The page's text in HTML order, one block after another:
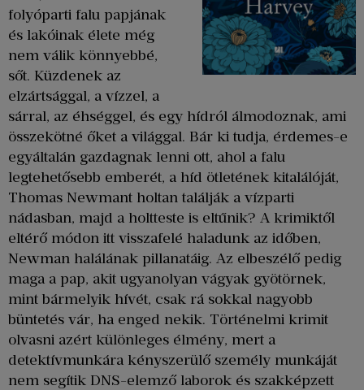
folyóparti falu papjának
és lakóinak élete még
nem válik könnyebbé,
sőt. Küzdenek az
elzártsággal, a vízzel, a
sárral, az éhséggel, és egy hídról álmodoznak, ami
összekötné őket a világgal. Bár ki tudja, érdemes-e
egyáltalán gazdagnak lenni ott, ahol a falu
legtehetősebb emberét, a híd ötletének kitalálóját,
Thomas Newmant holtan találják a vízparti
nádasban, majd a holtteste is eltűnik? A krimiktől
eltérő módon itt visszafelé haladunk az időben,
Newman halálának pillanatáig. Az elbeszélő pedig
maga a pap, akit ugyanolyan vágyak gyötörnek,
mint bármelyik hívét, csak rá sokkal nagyobb
büntetés vár, ha enged nekik. Történelmi krimit
olvasni azért különleges élmény, mert a
detektívmunkára kényszerülő személy munkáját
nem segítik DNS-elemző laborok és szakképzett